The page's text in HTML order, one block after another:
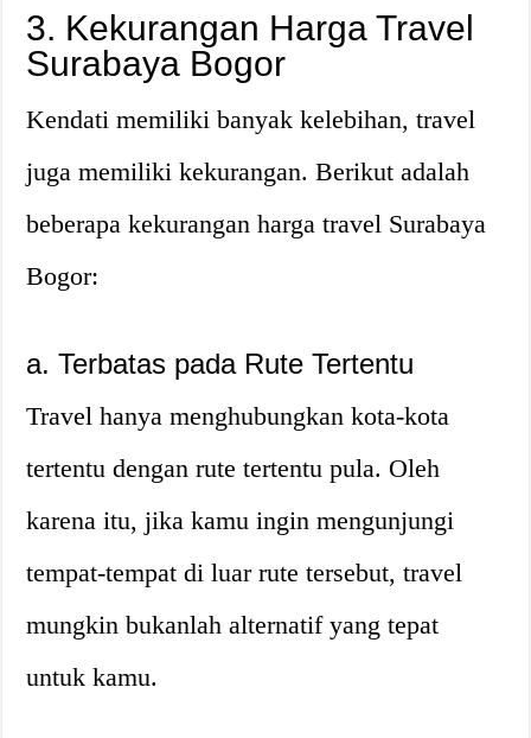
3. Kekurangan Harga Travel
Surabaya Bogor
Kendati memiliki banyak kelebihan, travel
juga memiliki kekurangan. Berikut adalah
beberapa kekurangan harga travel Surabaya
Bogor:
a. Terbatas pada Rute Tertentu
Travel hanya menghubungkan kota-kota
tertentu dengan rute tertentu pula. Oleh
karena itu, jika kamu ingin mengunjungi
tempat-tempat di luar rute tersebut, travel
mungkin bukanlah alternatif yang tepat
untuk kamu.